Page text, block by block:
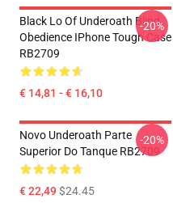
Black Lo Of Underoath Blind
Obedience IPhone Tough Case
RB2709
€ 14,81 - € 16,10
-20%
Novo Underoath Parte
Superior Do Tanque RB2709
€ 22,49$24.45
-20%